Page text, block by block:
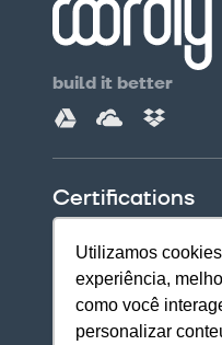
Utilizamos
experiência,
como você
personalizar
build it better
Certifications